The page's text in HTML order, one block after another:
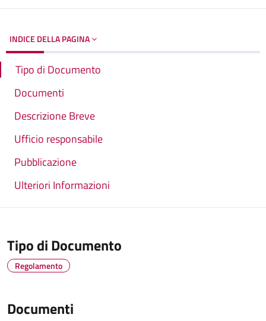
INDICE DELLA PAGINA
Tipo di Documento
Documenti
Descrizione Breve
Ufficio responsabile
Pubblicazione
Ulteriori Informazioni
Tipo di Documento
Regolamento
Documenti